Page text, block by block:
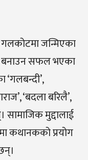
जन्मिएका
बनाउन सफल भएका
‘बदला बरिलै’,
सामाजिक मुद्दालाई
कथानकको प्रयोग